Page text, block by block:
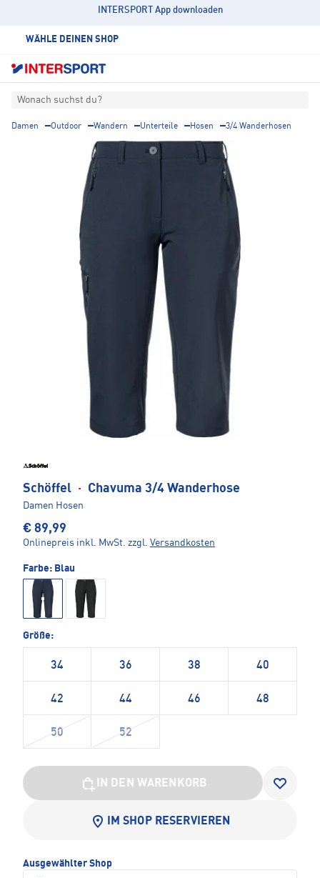
INTERSPORT App downloaden
WÄHLE DEINEN SHOP
Wonach suchst du?
Damen Outdoor Wandern Unterteile Hosen 3/4 Wanderhosen
Schöffel · Chavuma 3/4 Wanderhose
Damen Hosen
€ 89,99
Onlinepreis inkl. MwSt. zzgl. Versandkosten
Farbe: Blau
Größe:
34 36 38 40
42 44 46 48
50 52
IN DEN WARENKORB
IM SHOP RESERVIEREN
Ausgewählter Shop